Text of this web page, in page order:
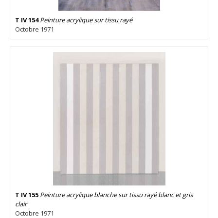
T IV 154 Peinture acrylique sur tissu rayé
Octobre 1971
T IV 155 Peinture acrylique blanche sur tissu rayé blanc et gris
clair
Octobre 1971